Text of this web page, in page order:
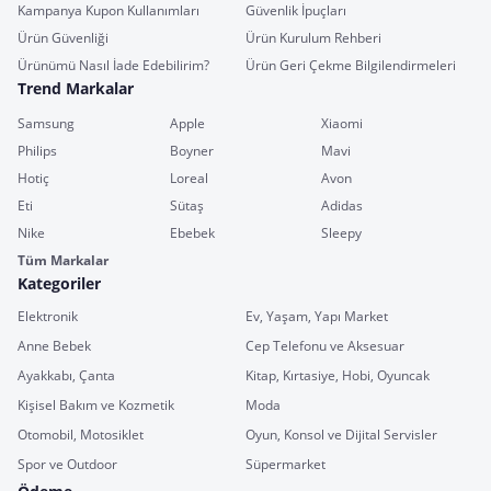
Kampanya Kupon Kullanımları
Güvenlik İpuçları
Ürün Güvenliği
Ürün Kurulum Rehberi
Ürünümü Nasıl İade Edebilirim?
Ürün Geri Çekme Bilgilendirmeleri
Trend Markalar
Samsung Apple
Xiaomi
Philips
Boyner
Mavi
Hotiç
Loreal
Avon
Eti
Sütaş
Adidas
Nike
Ebebek
Sleepy
Tüm Markalar
Kategoriler
Elektronik
Ev, Yaşam, Yapı Market
Anne Bebek
Cep Telefonu ve Aksesuar
Ayakkabı, Çanta
Kitap, Kırtasiye, Hobi, Oyuncak
Kişisel Bakım ve Kozmetik
Moda
Otomobil, Motosiklet
Oyun, Konsol ve Dijital Servisler
Spor ve Outdoor
Süpermarket